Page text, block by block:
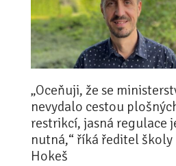
„Oceňuji, že se
nevydalo cestou
restrikcí, jasná regulace
nutná,“ říká ředitel
Hokeš